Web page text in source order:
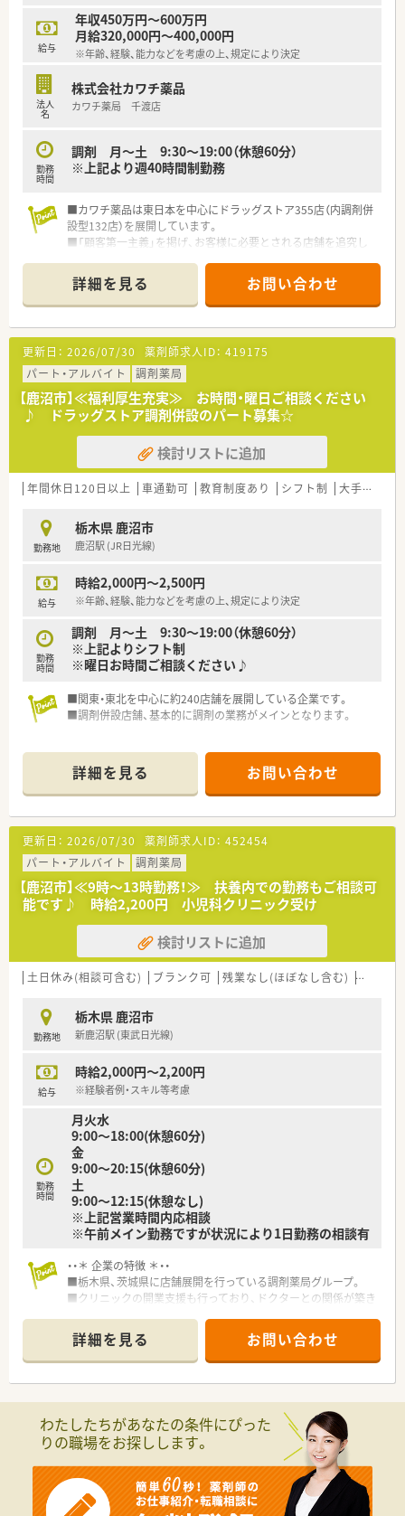
給与
年収450万円～600万円
月給320,000円～400,000円
※年齢、経験、能力などを考慮の上、規定により決定
法人
名
株式会社カワチ薬品
カワチ薬局 千渡店
勤務
時間
調剤 月～土 9:30～19:00（休憩60分）
※上記より週40時間制勤務
■カワチ薬品は東日本を中心にドラッグストア355店（内調剤併
設型132店）を展開しています。
■「顧客第一主義」を掲げ、お客様に必要とされる店舗を追究し
■薬剤師の募集にあたって、自宅通勤のエリア社員と転居を伴う
異動があるナショナル社員の2コースに分かれています。
■勤務薬剤師だけでなく、薬局長や管理職、幹部候補としてのキ
ャリアビジョンも描ける環境です。
■調剤併設店舗でのご勤務の場合、薬剤師は調剤投薬業務が中心
となります。
■「地域の人々の健康を支えたい」という思いを大事にされてい
る方、ぜひご応募ください。
詳細を見る お問い合わせ
更新日： 2026/07/30 薬剤師求人ID： 419175
パート・アルバイト
調剤薬局
【鹿沼市】≪福利厚生充実≫ お時間・曜日ご相談ください
♪ ドラッグストア調剤併設のパート募集☆
検討リストに追加
年間休日120日以上 車通勤可 教育制度あり シフト制 大手チェーン
勤務地
栃木県 鹿沼市
鹿沼駅 (JR日光線)
給与
時給2,000円～2,500円
※年齢、経験、能力などを考慮の上、規定により決定
勤務
時間
調剤 月～土 9:30～19:00（休憩60分）
※上記よりシフト制
※曜日お時間ご相談ください♪
■関東・東北を中心に約240店舗を展開している企業です。
■調剤併設店舗、基本的に調剤の業務がメインとなります。
詳細を見る お問い合わせ
更新日： 2026/07/30 薬剤師求人ID： 452454
パート・アルバイト
調剤薬局
【鹿沼市】≪9時～13時勤務！≫ 扶養内での勤務もご相談可
能です♪ 時給2,200円 小児科クリニック受け
検討リストに追加
土日休み(相談可含む) ブランク可 残業なし(ほぼなし含む) 転勤な
勤務地
栃木県 鹿沼市
新鹿沼駅 (東武日光線)
給与
時給2,000円～2,200円
※経験者例・スキル等考慮
勤務
時間
月火水
9:00～18:00(休憩60分)
金
9:00～20:15(休憩60分)
土
9:00～12:15(休憩なし)
※上記営業時間内応相談
※午前メイン勤務ですが状況により1日勤務の相談有
・・＊ 企業の特徴 ＊・・
■栃木県、茨城県に店舗展開を行っている調剤薬局グループ。
■クリニックの開業支援も行っており、ドクターとの関係が築き
■地域密着型のアットホームな調剤薬局を目指しています。
■薬剤師さん同士のチームワークが良く、働きやすい環境です！
詳細を見る お問い合わせ
わたしたちがあなたの条件にぴった
りの職場をお探しします。